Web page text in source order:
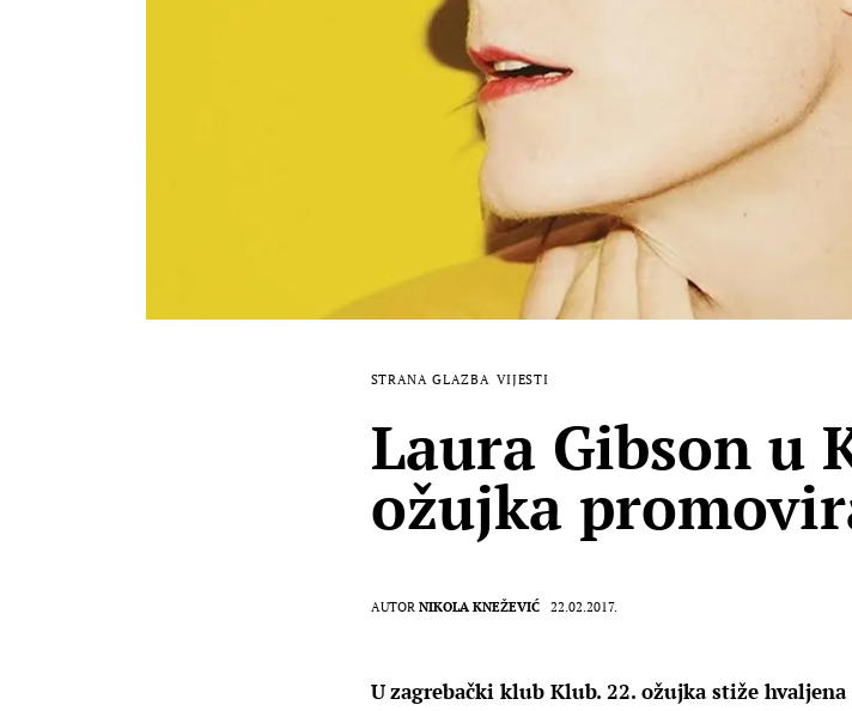
STRANA GLAZBA VIJESTI
Laura Gibson u
ožujka
AUTOR NIKOLA KNEŽEVIĆ 22.02.2017.
U zagrebački klub Klub. 22. ožujka stiže